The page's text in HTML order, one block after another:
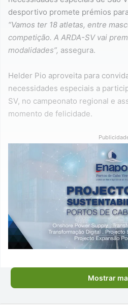
desportivo promete prémios
“Vamos ter 18 atletas, entre
competição. A ARDA-SV vai
modalidades”, assegura.
Helder Pio aproveita para
necessidades especiais a
SV, no campeonato regional e
momento de felicidade.
Mostrar